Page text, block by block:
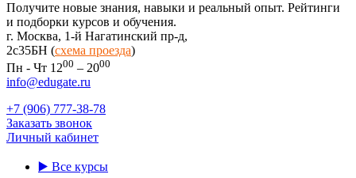
Получите новые знания, навыки и реальный опыт. Рейтинги
и подборки курсов и обучения.
г. Москва, 1-й Нагатинский пр-д,
2c35БН (схема проезда)
Пн - Чт 1200 – 2000
info@edugate.ru
+7 (906) 777-38-78
Заказать звонок
Личный кабинет
▶️ Все курсы